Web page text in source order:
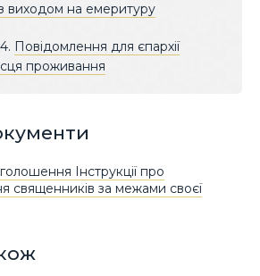
з виходом на емеритуру
Повідомлення для єпархії
проживання
Інструкції про
священників за межами своєї